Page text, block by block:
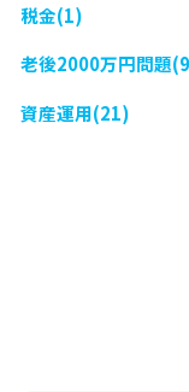
税金(1)
老後2000万円問題
資産運用(21)